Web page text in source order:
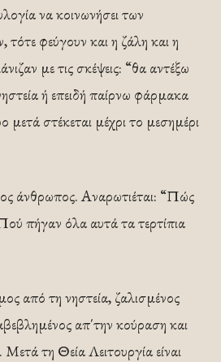
να κοινωνήσει των
φεύγουν και η ζάλη και η
με τις σκέψεις: “θα αντέξω
ή επειδή παίρνω φάρμακα
στέκεται μέχρι το μεσημέρι
άνθρωπος. Αναρωτιέται: “Πώς
πήγαν όλα αυτά τα τερτίπια
από τη νηστεία, ζαλισμένος
απ΄την κούραση και
τη Θεία Λειτουργία είναι